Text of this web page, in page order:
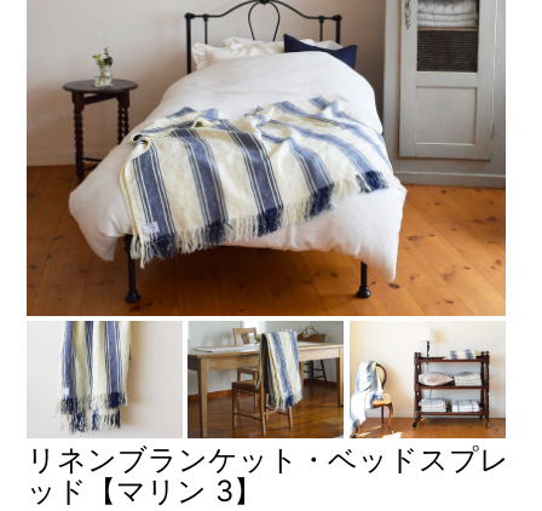
リネンブランケット・ベッドスプレ
ッド【マリン 3】